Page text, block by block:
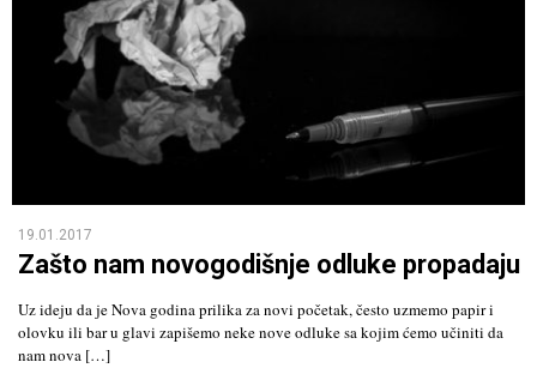
19.01.2017
Zašto nam novogodišnje odluke propadaju
Uz ideju da je Nova godina prilika za novi početak, često uzmemo papir i
olovku ili bar u glavi zapišemo neke nove odluke sa kojim ćemo učiniti da
nam nova […]